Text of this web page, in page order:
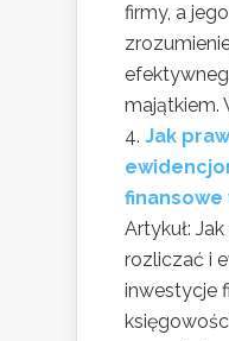
firmy, a
majątkiem.
Jak
finansowe
Artykuł:
rozliczać i
inwestycje